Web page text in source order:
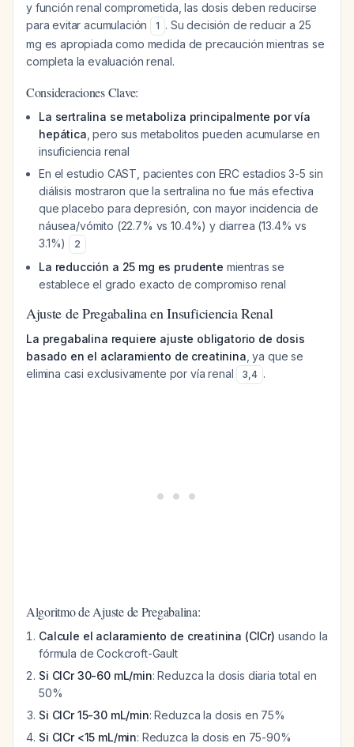
y función renal comprometida, las dosis deben reducirse
para evitar acumulación
1 . Su decisión de reducir a 25
mg es apropiada como medida de precaución mientras se
completa la evaluación renal.
Consideraciones Clave:
La sertralina se metaboliza principalmente por vía
hepática , pero sus metabolitos pueden acumularse en
insuficiencia renal
En el estudio CAST, pacientes con ERC estadios 3-5 sin
diálisis mostraron que la sertralina no fue más efectiva
que placebo para depresión, con mayor incidencia de
náusea/vómito (22.7% vs 10.4%) y diarrea (13.4% vs
3.1%)
2
La reducción a 25 mg es prudente mientras se
establece el grado exacto de compromiso renal
Ajuste de Pregabalina en Insuficiencia Renal
La pregabalina requiere ajuste obligatorio de dosis
basado en el aclaramiento de creatinina , ya que se
elimina casi exclusivamente por vía renal
3,4 .
Algoritmo de Ajuste de Pregabalina:
Calcule el aclaramiento de creatinina (ClCr) usando la
fórmula de Cockcroft-Gault
Si ClCr 30-60 mL/min: Reduzca la dosis diaria total en
50%
Si ClCr 15-30 mL/min: Reduzca la dosis en 75%
Si ClCr <15 mL/min: Reduzca la dosis en 75-90%